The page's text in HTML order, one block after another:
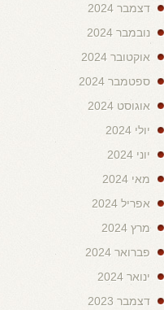
דצמבר 2024
נובמבר 2024
אוקטובר 2024
ספטמבר 2024
אוגוסט 2024
יולי 2024
יוני 2024
מאי 2024
אפריל 2024
מרץ 2024
פברואר 2024
ינואר 2024
דצמבר 2023